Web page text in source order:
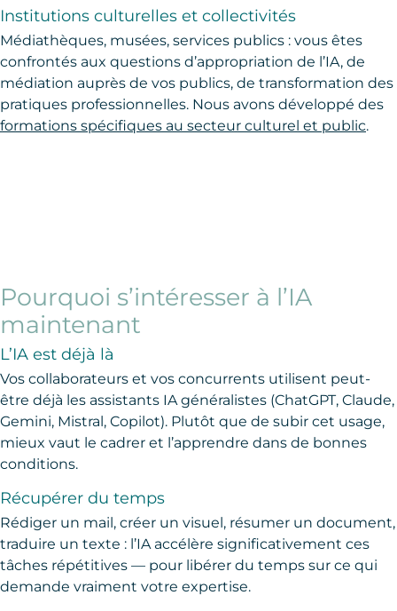
Institutions culturelles et collectivités
Médiathèques, musées, services publics : vous êtes
confrontés aux questions d’appropriation de l’IA, de
médiation auprès de vos publics, de transformation des
pratiques professionnelles. Nous avons développé des
formations spécifiques au secteur culturel et public.
Pourquoi s’intéresser à l’IA
maintenant
L’IA est déjà là
Vos collaborateurs et vos concurrents utilisent peut-
être déjà les assistants IA généralistes (ChatGPT, Claude,
Gemini, Mistral, Copilot). Plutôt que de subir cet usage,
mieux vaut le cadrer et l’apprendre dans de bonnes
conditions.
Récupérer du temps
Rédiger un mail, créer un visuel, résumer un document,
traduire un texte : l’IA accélère significativement ces
tâches répétitives — pour libérer du temps sur ce qui
demande vraiment votre expertise.